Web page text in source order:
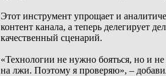
Этот инструмент упрощает и
контент канала, а теперь делегирует
качественный сценарий.
«Технологии не нужно бояться, но и
на лжи. Поэтому я проверяю», –